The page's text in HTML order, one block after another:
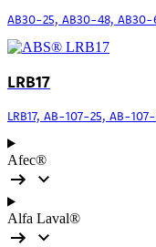
AB30-25, AB30-48,
LRB17
LRB17, AB-107-25, AB-
Afec®
Alfa Laval®